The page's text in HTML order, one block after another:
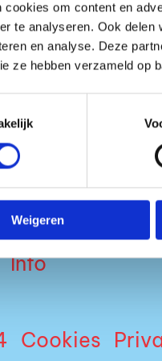
cookies om content en
te analyseren. Ook
en analyse. Deze
ze hebben verzameld op
Weigeren
Tickets
Over ons
Info
Cookies